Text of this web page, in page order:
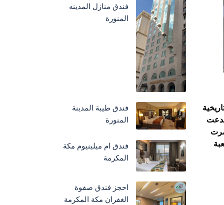
فندق منازل المدينه
المنورة
فندق طيبة المدينة
المنورة
فندق ام ميلينيوم مكة
المكرمة
احجز فندق صفوة
الغفران مكة المكرمة